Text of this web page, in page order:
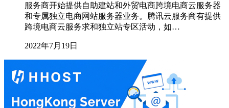
服务商开始提供自助建站和外贸电商跨境电商云服务器
和专属独立电商网站服务器业务。腾讯云服务商有提供
跨境电商云服务求和独立站专区活动，如…
2022年7月19日